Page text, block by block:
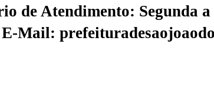
de Atendimento: Segunda
E-Mail: